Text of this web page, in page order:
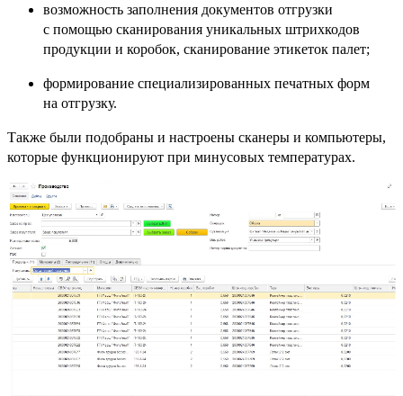
возможность заполнения документов отгрузки
с помощью сканирования уникальных штрихкодов
продукции и коробок, сканирование этикеток палет;
формирование специализированных печатных форм
на отгрузку.
Также были подобраны и настроены сканеры и компьютеры,
которые функционируют при минусовых температурах.